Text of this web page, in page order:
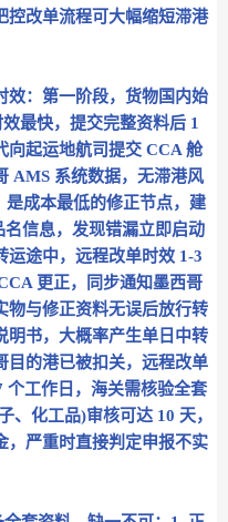
控改单流程可大幅缩短滞港
：第一阶段，货物国内始
最快，提交完整资料后 1
向起运地航司提交 CCA 舱
AMS 系统数据，无滞港风
是成本最低的修正节点，建
信息，发现错漏立即启动
运途中，远程改单时效 1-3
更正，同步通知墨西哥
物与修正资料无误后放行转
明书，大概率产生单日中转
目的港已被扣关，远程改单
个工作日，海关需核验全套
、化工品)审核可达 10 天，
，严重时直接判定申报不实